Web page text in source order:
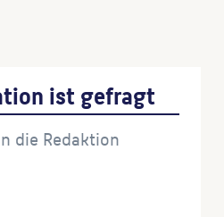
16.
Sie bitte wie folgt:
ist gefragt